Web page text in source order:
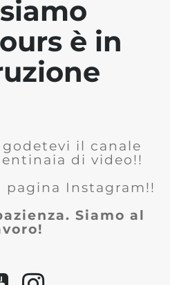
è in
il canale
di video!!
pagina Instagram!!
Siamo al